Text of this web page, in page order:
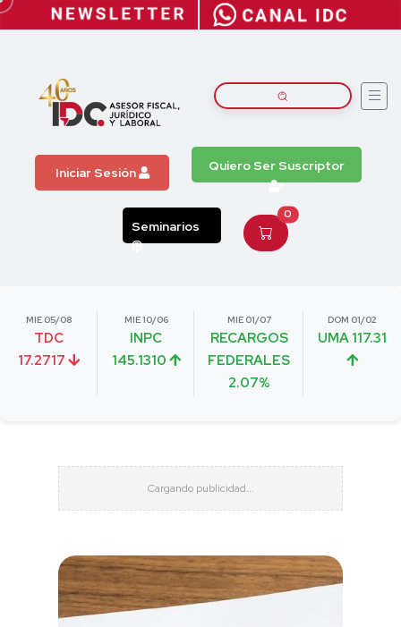
Iniciar Sesión Quiero Ser Suscriptor
Seminarios
0
MIE 05/08
TDC
17.2717
MIE 10/06
INPC
145.1310
MIE 01/07
RECARGOS
FEDERALES
2.07%
DOM 01/02
UMA 117.31